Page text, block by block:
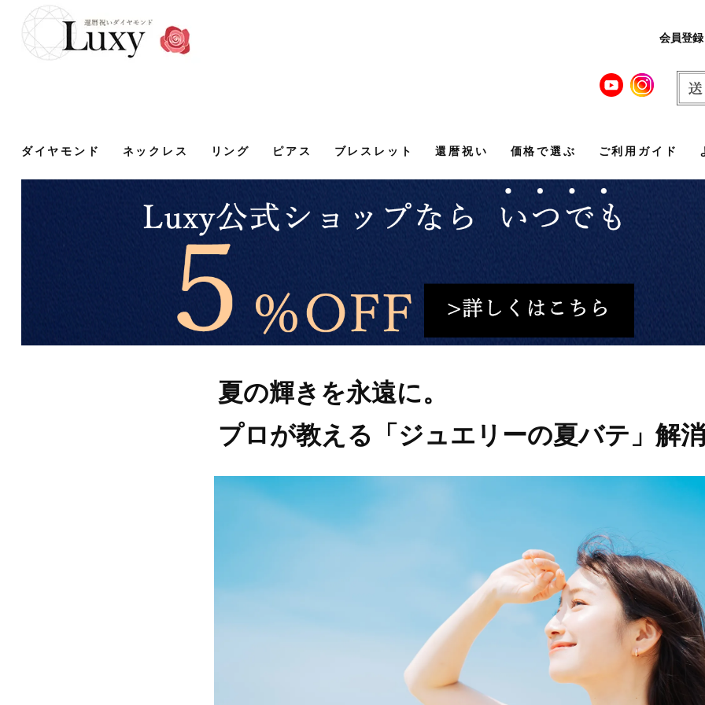
会員登録
ダイヤモンド ネックレス リング ピアス ブレスレット 還暦祝い 価格で選ぶ ご利用ガイド
夏の輝きを永遠に。
プロが教える「ジュエリーの夏バテ」解